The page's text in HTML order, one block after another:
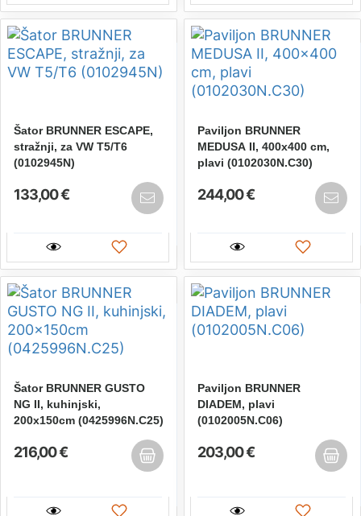
Šator BRUNNER ESCAPE,
stražnji, za VW T5/T6
(0102945N)
133,00 €
Paviljon BRUNNER
MEDUSA II, 400x400 cm,
plavi (0102030N.C30)
244,00 €
Šator BRUNNER GUSTO
NG II, kuhinjski,
200x150cm (0425996N.C25)
216,00 €
Paviljon BRUNNER
DIADEM, plavi
(0102005N.C06)
203,00 €